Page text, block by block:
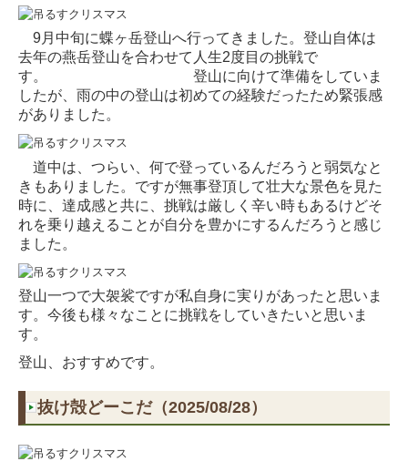
9月中旬に蝶ヶ岳登山へ行ってきました。登山自体は
去年の燕岳登山を合わせて人生2度目の挑戦で
す。 登山に向けて準備をしていま
したが、雨の中の登山は初めての経験だったため緊張感
がありました。
道中は、つらい、何で登っているんだろうと弱気なと
きもありました。ですが無事登頂して壮大な景色を見た
時に、達成感と共に、挑戦は厳しく辛い時もあるけどそ
れを乗り越えることが自分を豊かにするんだろうと感じ
ました。
登山一つで大袈裟ですが私自身に実りがあったと思いま
す。今後も様々なことに挑戦をしていきたいと思いま
す。
登山、おすすめです。
抜け殻どーこだ（2025/08/28）